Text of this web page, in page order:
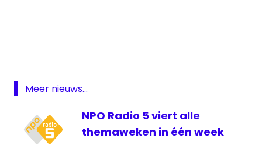
NPO
Radio
Meer nieuws...
NPO Radio 5 viert alle
themaweken in één week